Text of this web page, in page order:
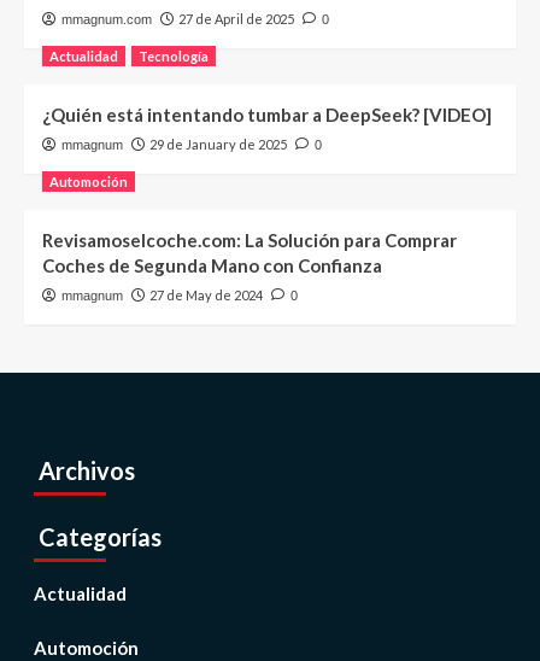
mmagnum.com 27 de April de 2025 0
Actualidad Tecnología
¿Quién está intentando tumbar a DeepSeek? [VIDEO]
mmagnum 29 de January de 2025 0
Automoción
Revisamoselcoche.com: La Solución para Comprar
Coches de Segunda Mano con Confianza
mmagnum 27 de May de 2024 0
Archivos
Categorías
Actualidad
Automoción